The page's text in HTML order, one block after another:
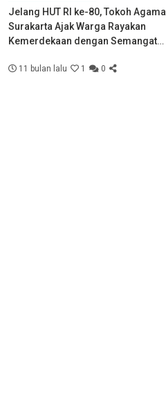
Jelang HUT RI ke-80, Tokoh Agama
Surakarta Ajak Warga Rayakan
Kemerdekaan dengan Semangat
11 bulan lalu 1 0